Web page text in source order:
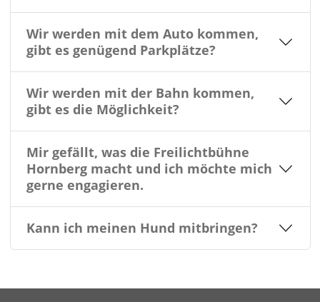
Wir werden mit dem Auto kommen,
gibt es genügend Parkplätze?
Wir werden mit der Bahn kommen,
gibt es die Möglichkeit?
Mir gefällt, was die Freilichtbühne
Hornberg macht und ich möchte mich
gerne engagieren.
Kann ich meinen Hund mitbringen?